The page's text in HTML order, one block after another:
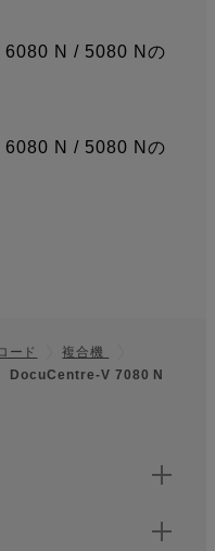
N / 5080 Nの
N / 5080 Nの
ード
複合機
DocuCentre-V 7080 N